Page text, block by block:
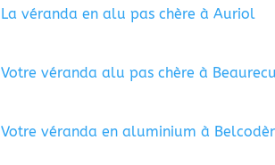
La véranda en alu pas chère à Auriol
Votre véranda alu pas chère à
Votre véranda en aluminium à